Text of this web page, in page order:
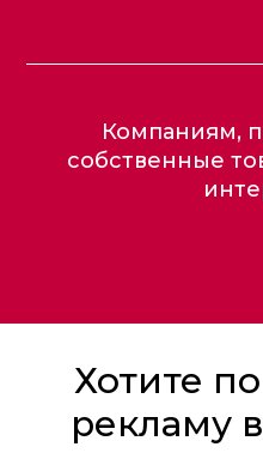
Компаниям,
собственные
Хотите
рекламу